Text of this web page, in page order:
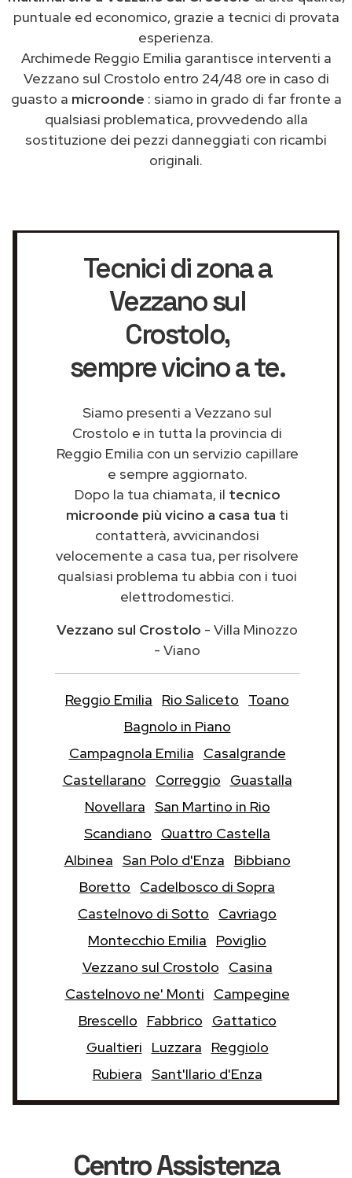
puntuale ed economico, grazie a tecnici di provata
esperienza.
Archimede Reggio Emilia garantisce interventi a
Vezzano sul Crostolo entro 24/48 ore in caso di
guasto a microonde : siamo in grado di far fronte a
qualsiasi problematica, provvedendo alla
sostituzione dei pezzi danneggiati con ricambi
originali.
Tecnici di zona a
Vezzano sul
Crostolo,
sempre vicino a te.
Siamo presenti a Vezzano sul
Crostolo e in tutta la provincia di
Reggio Emilia con un servizio capillare
e sempre aggiornato.
Dopo la tua chiamata, il tecnico
microonde più vicino a casa tua ti
contatterà, avvicinandosi
velocemente a casa tua, per risolvere
qualsiasi problema tu abbia con i tuoi
elettrodomestici.
Vezzano sul Crostolo - Villa Minozzo
- Viano
Reggio Emilia Rio Saliceto
Toano
Bagnolo in Piano
Campagnola Emilia
Casalgrande
Castellarano
Correggio
Guastalla
Novellara San Martino in Rio
Scandiano
Quattro Castella
Albinea San Polo d'Enza
Bibbiano
Boretto
Cadelbosco di Sopra
Castelnovo di Sotto
Cavriago
Montecchio Emilia
Poviglio
Vezzano sul Crostolo
Casina
Castelnovo ne' Monti
Campegine
Brescello
Fabbrico
Gattatico
Gualtieri
Luzzara
Reggiolo
Rubiera Sant'Ilario d'Enza
Centro Assistenza